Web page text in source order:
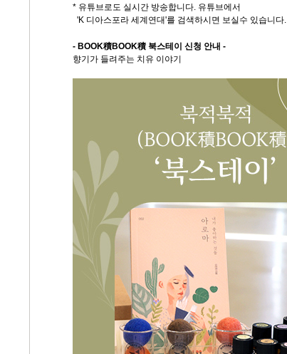
* 유튜브로도 실시간 방송합니다. 유튜브에서
'K 디아스포라 세계연대'를 검색하시면 보실수 있습니다.
- BOOK積BOOK積 북스테이 신청 안내 -
향기가 들려주는 치유 이야기